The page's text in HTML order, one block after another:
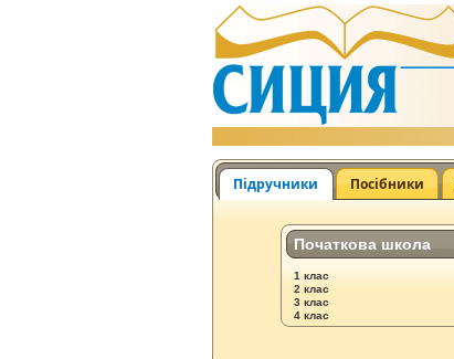
Підручники Посібники
Початкова школа
1 клас
2 клас
3 клас
4 клас